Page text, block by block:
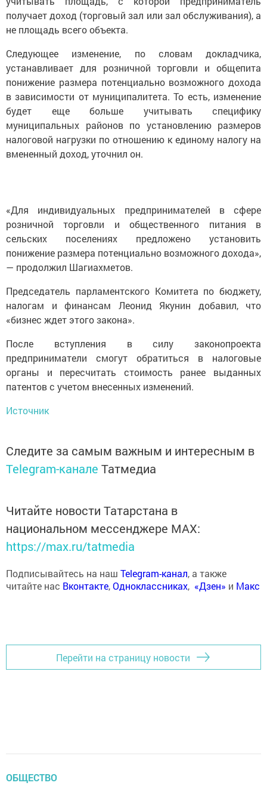
получает доход (торговый зал или зал обслуживания), а
не площадь всего объекта.
Следующее изменение, по словам докладчика,
устанавливает для розничной торговли и общепита
понижение размера потенциально возможного дохода
в зависимости от муниципалитета. То есть, изменение
будет еще больше учитывать специфику
муниципальных районов по установлению размеров
налоговой нагрузки по отношению к единому налогу на
вмененный доход, уточнил он.
«Для индивидуальных предпринимателей в сфере
розничной торговли и общественного питания в
сельских поселениях предложено установить
понижение размера потенциально возможного дохода»,
— продолжил Шагиахметов.
Председатель парламентского Комитета по бюджету,
налогам и финансам Леонид Якунин добавил, что
«бизнес ждет этого закона».
После вступления в силу законопроекта
предприниматели смогут обратиться в налоговые
органы и пересчитать стоимость ранее выданных
патентов с учетом внесенных изменений.
Источник
Следите за самым важным и интересным в
Telegram-канале Татмедиа
Читайте новости Татарстана в
национальном мессенджере MАХ:
https://max.ru/tatmedia
Подписывайтесь на наш Telegram-канал, а также
читайте нас Вконтакте,Одноклассниках, «Дзен» и Макс
Перейти на страницу новости
ОБЩЕСТВО